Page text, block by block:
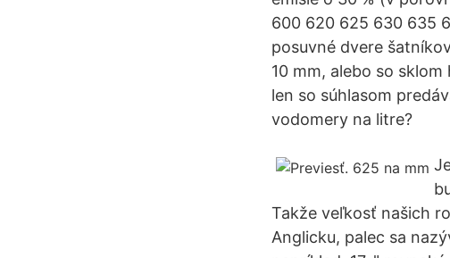
600 620 625 630 635
posuvné dvere
10 mm, alebo so
len so súhlasom
vodomery na litre?
Takže veľkosť našich
Anglicku, palec sa